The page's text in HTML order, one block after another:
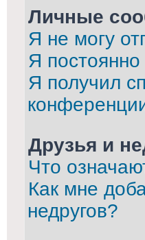
Личные
Я не могу
Я
Я получил
Друзья и
Что
Как мне
недругов?